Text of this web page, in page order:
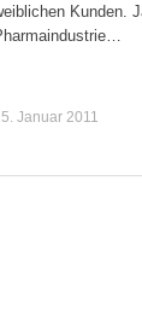
Kunden.
Januar 2011